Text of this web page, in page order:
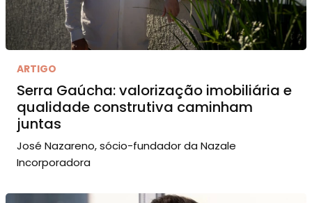
ARTIGO
Serra Gaúcha: valorização imobiliária e
qualidade construtiva caminham
juntas
José Nazareno, sócio-fundador da Nazale
Incorporadora